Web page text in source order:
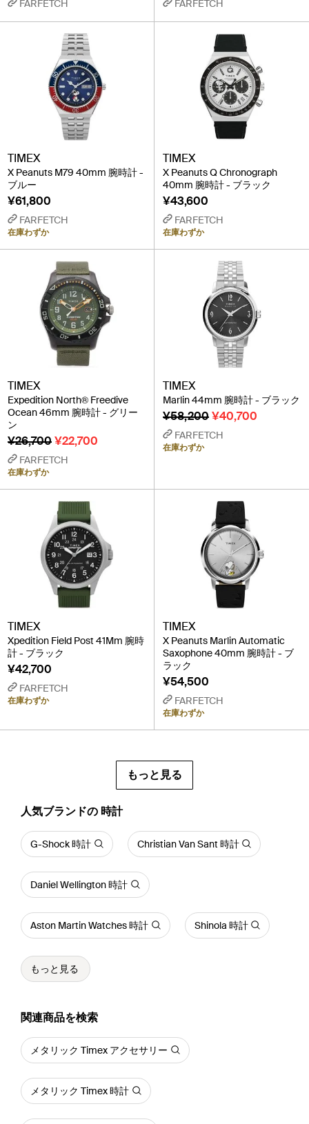
FARFETCH FARFETCH
TIMEX
X Peanuts M79 40mm 腕時計 -
ブルー
¥61,800
FARFETCH
在庫わずか
TIMEX
X Peanuts Q Chronograph
40mm 腕時計 - ブラック
¥43,600
FARFETCH
在庫わずか
TIMEX
Expedition North® Freedive
Ocean 46mm 腕時計 - グリー
ン
¥26,700¥22,700
FARFETCH
在庫わずか
TIMEX
Marlin 44mm 腕時計 - ブラック
¥58,200¥40,700
FARFETCH
在庫わずか
TIMEX
Xpedition Field Post 41Mm 腕時
計 - ブラック
¥42,700
FARFETCH
在庫わずか
TIMEX
X Peanuts Marlin Automatic
Saxophone 40mm 腕時計 - ブ
ラック
¥54,500
FARFETCH
在庫わずか
もっと見る
人気ブランドの 時計
G-Shock 時計 Christian Van Sant 時計
Daniel Wellington 時計
Aston Martin Watches 時計 Shinola 時計
もっと見る
関連商品を検索
メタリック Timex アクセサリー
メタリック Timex 時計